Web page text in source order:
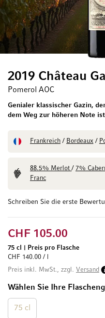
Schreiben Sie die erste
2019 Château
Pomerol AOC
Genialer klassischer Gazin,
dem Weg zur höheren Note
Frankreich / Bordeaux /
88.5% Merlot/ 7%
Franc
Wählen Sie Ihre
75 cl
CHF 105.00
75 cl
Preis pro Flasche
CHF 140.00 / l
Preis inkl. MwSt., zzgl. Versand